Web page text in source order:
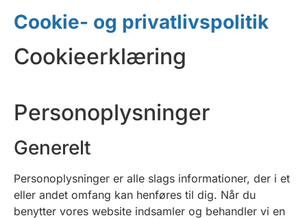
Cookie- og privatlivspolitik
Cookieerklæring
Personoplysninger
Generelt
Personoplysninger er alle slags informationer, der i et
eller andet omfang kan henføres til dig. Når du
benytter vores website indsamler og behandler vi en